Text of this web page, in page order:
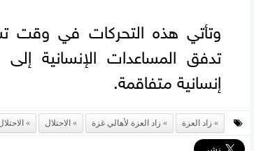
وتأتي هذه التحركات في وقت
تدفق المساعدات الإنسانية
إنسانية متفاقمة.
زاد العزة زاد العزة لأهالي غزة الاحتلال